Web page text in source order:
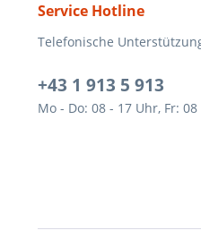
Service Hotline
Telefonische
+43 1 913 5 913
Mo - Do: 08 - 17 Uhr, Fr: